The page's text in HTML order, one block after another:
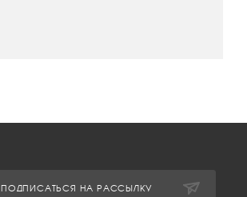
ПОДПИСАТЬСЯ НА РАССЫЛКУ